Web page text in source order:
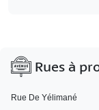
Rues à
Rue De Yélimané